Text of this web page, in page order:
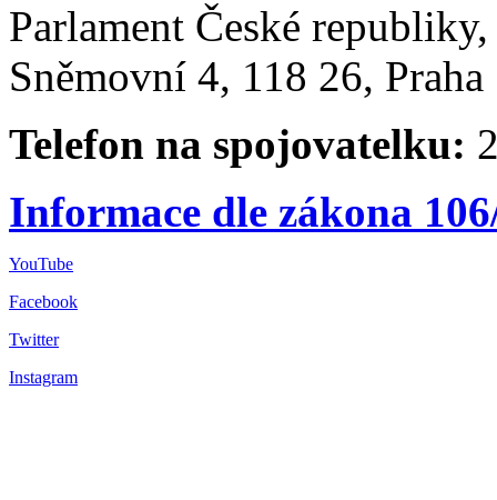
Parlament České
Sněmovní 4, 118 26,
Telefon na spojovatelku:
Informace dle zákona
YouTube
Facebook
Twitter
Instagram